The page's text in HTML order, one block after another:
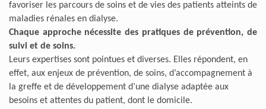
favoriser les parcours de soins et de vies des patients atteints de
maladies rénales en dialyse.
Chaque approche nécessite des pratiques de prévention, de
suivi et de soins.
Leurs expertises sont pointues et diverses. Elles répondent, en
effet, aux enjeux de prévention, de soins, d’accompagnement à
la greffe et de développement d’une dialyse adaptée aux
besoins et attentes du patient, dont le domicile.